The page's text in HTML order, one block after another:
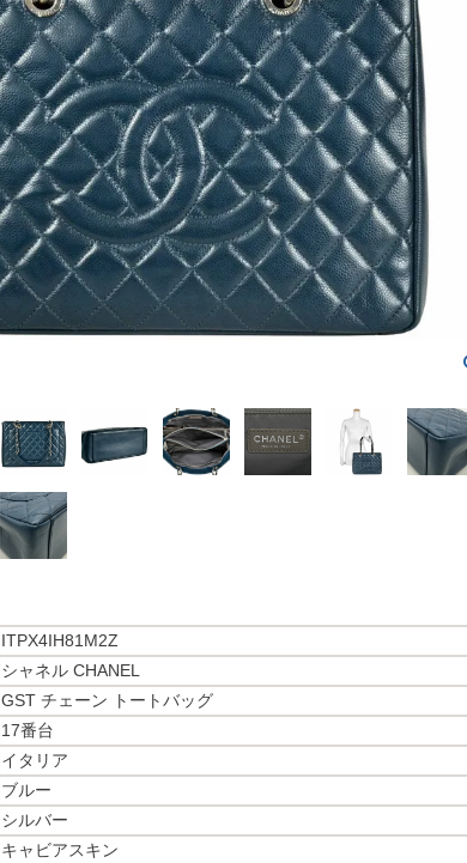
ITPX4IH81M2Z
シャネル CHANEL
GST チェーン トートバッグ
17番台
イタリア
ブルー
シルバー
キャビアスキン